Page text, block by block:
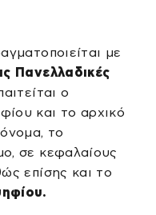
με
Πανελλαδικές
ο
και το αρχικό
το
σε κεφαλαίους
επίσης και το